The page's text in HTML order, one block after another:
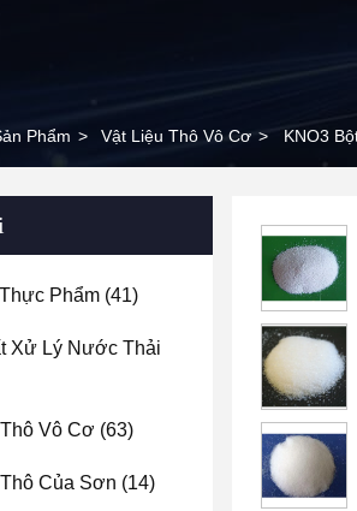
Phẩm > Vật Liệu Thô Vô Cơ > KNO3
Phẩm (41)
Xử Lý Nước Thải
Vô Cơ (63)
Của Sơn (14)